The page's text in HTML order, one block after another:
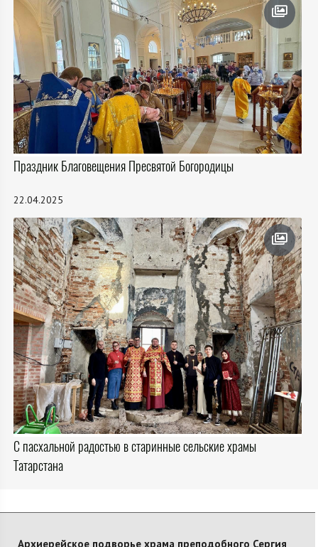
Праздник Благовещения Пресвятой Богородицы
22.04.2025
С пасхальной радостью в старинные сельские храмы
Татарстана
Архиерейское подворье храма преподобного Сергия